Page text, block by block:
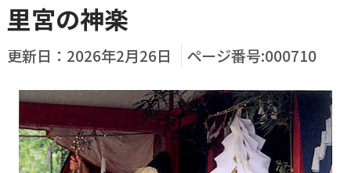
メニューを閉じる
できごとや場面から探す
結婚・妊娠／出産
育児／子育て
住民票 町税
よく利用されているコンテンツ
里宮の神楽
更新日： 2026年2月26日 ページ番号:000710